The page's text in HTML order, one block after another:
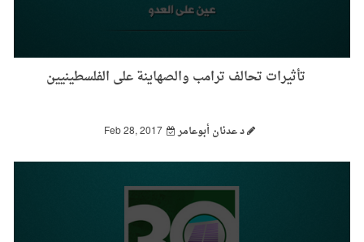
تأثيرات تحالف ترامب والصهاينة على الفلسطينيين
د عدنان أبوعامر Feb 28, 2017